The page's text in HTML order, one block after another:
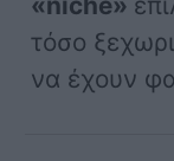
τόσο
να έχουν